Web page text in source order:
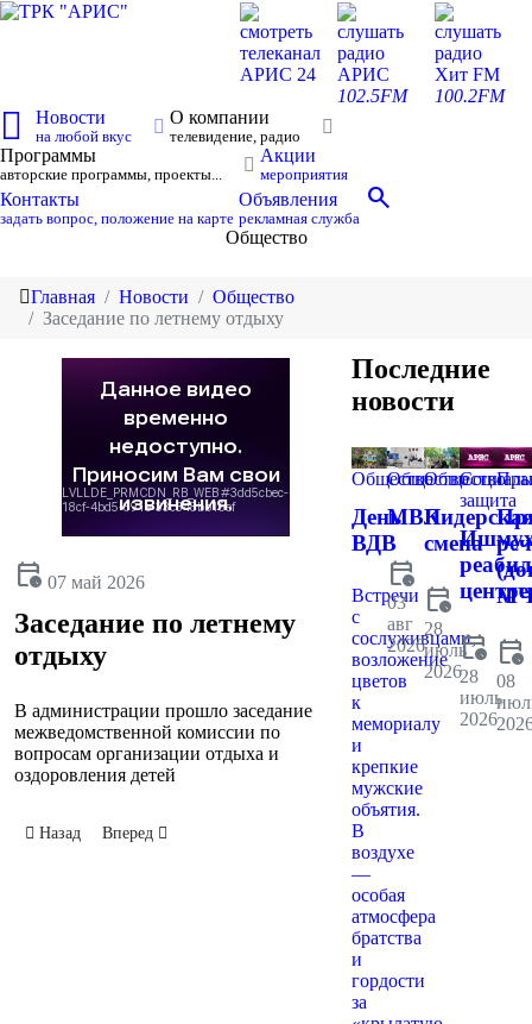
смотреть
телеканал
АРИС 24
слушать
радио
АРИС
102.5FM
слушать
радио
Хит FM
100.2FM
Новости
на любой вкус
О компании
телевидение, радио
Программы
авторские программы, проекты...
Акции
мероприятия
Контакты
задать вопрос, положение на карте
Объявления
рекламная служба
search
Общество
Главная Новости
Общество
Заседание по летнему отдыху
calendar_clock 07 май 2026
Заседание по летнему
отдыху
В администрации прошло заседание
межведомственной комиссии по
вопросам организации отдыха и
оздоровления детей
Предыдущий: Парад для ветеранов
Назад Следующий: Смотр строя и песни
Вперед
Последние
новости
Общество
День
ВДВ
Встречи
с
сослуживцами,
возложение
цветов
к
мемориалу
и
крепкие
мужские
объятия.
В
воздухе
—
особая
атмосфера
братства
и
гордости
за
Общество
МВК
calendar_clock
03
авг
2026
Общество
смена
calendar_clock
28
июль
2026
защита
центре
calendar_clock
28
июль
2026
calendar_clock
08